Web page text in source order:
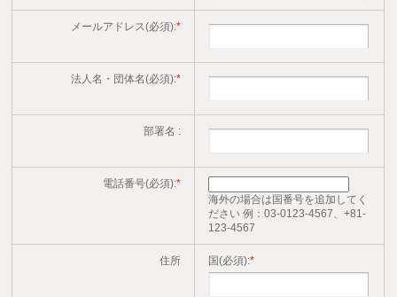
メールアドレス(必須):*
法人名・団体名(必須):*
部署名 :
電話番号(必須):*
海外の場合は国番号を追加してく
ださい 例：03-0123-4567、+81-
123-4567
住所 国(必須):*